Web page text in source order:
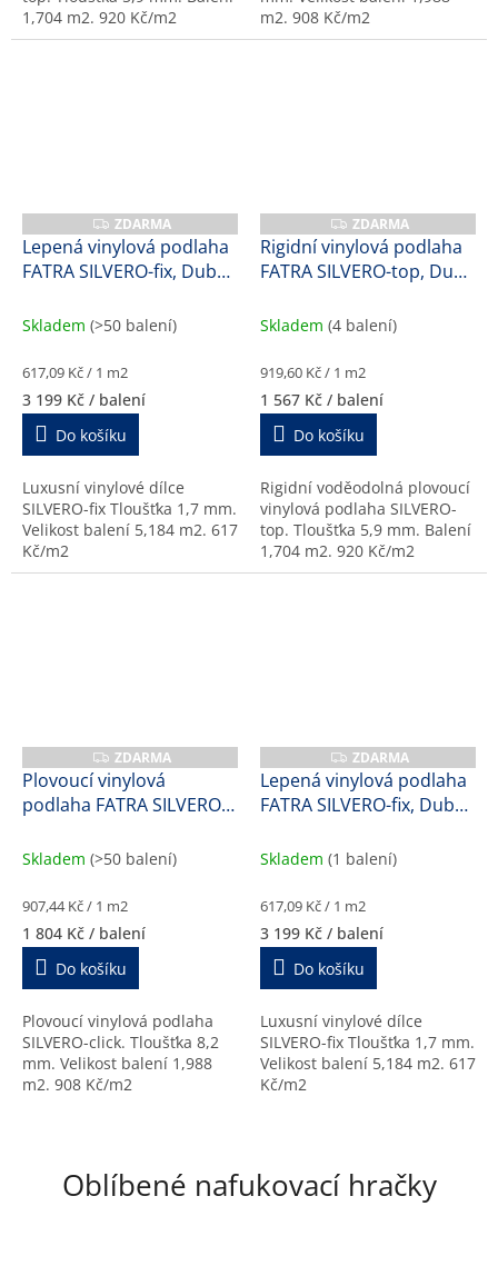
s
ý
o
b
k
y
1,704 m2. 920 Kč/m2
m2. 908 Kč/m2
Z
D
A
R
ZDARMA
Lepená vinylová podlaha
FATRA SILVERO-fix, Dub
mm
Skladem (>50 balení)
3 199 Kč / balení
Měrná
cena:
617,09 Kč / 1 m2
Do košíku
Luxusní vinylové dílce
SILVERO-fix Tloušťka 1,7 mm.
Velikost balení 5,184 m2. 617
Kč/m2
Z
D
A
R
ZDARMA
Rigidní vinylová podlaha
FATRA SILVERO-top, Dub
Skladem (4 balení)
1 567 Kč / balení
Měrná
cena:
919,60 Kč / 1 m2
Do košíku
Rigidní voděodolná plovoucí
vinylová podlaha SILVERO-
top. Tloušťka 5,9 mm. Balení
1,704 m2. 920 Kč/m2
Z
D
A
R
ZDARMA
Plovoucí vinylová
podlaha FATRA SILVERO-
8,2 mm
Skladem (>50 balení)
1 804 Kč / balení
Měrná
cena:
907,44 Kč / 1 m2
Do košíku
Plovoucí vinylová podlaha
SILVERO-click. Tloušťka 8,2
mm. Velikost balení 1,988
m2. 908 Kč/m2
Z
D
A
R
ZDARMA
Lepená vinylová podlaha
FATRA SILVERO-fix, Dub
Skladem (1 balení)
3 199 Kč / balení
Měrná
cena:
617,09 Kč / 1 m2
Do košíku
Luxusní vinylové dílce
SILVERO-fix Tloušťka 1,7 mm.
Velikost balení 5,184 m2. 617
Kč/m2
Oblíbené nafukovací hračky